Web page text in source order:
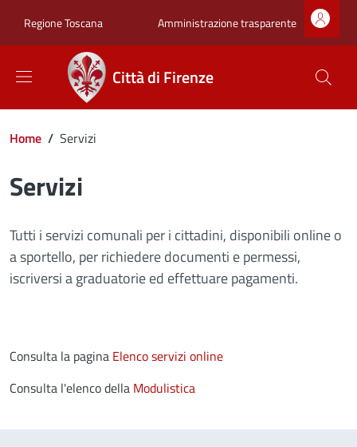
Regione Toscana Zona superiore
Amministrazione trasparente
Città di Firenze
Briciole di pane
Home / Servizi
Servizi
Tutti i servizi comunali per i cittadini, disponibili online o
a sportello, per richiedere documenti e permessi,
iscriversi a graduatorie ed effettuare pagamenti.
Consulta la pagina Elenco servizi online
Consulta l'elenco della Modulistica